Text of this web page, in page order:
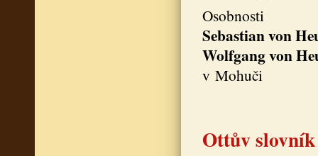
Osobnosti
Sebastian von
Wolfgang von
v Mohuči
Ottův